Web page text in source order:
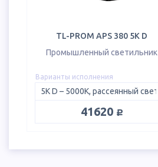
TL-PROM APS 380 5K D
Промышленный светильник
Варианты исполнения
41620 руб.